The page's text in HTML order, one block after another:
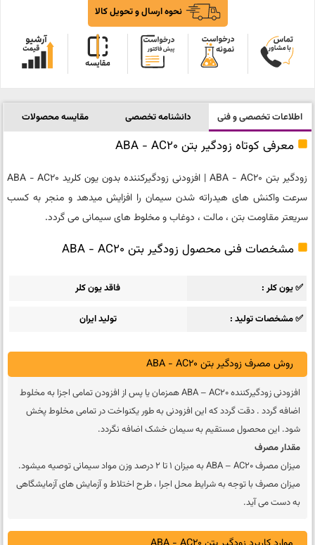
نحوه ارسال و تحویل کالا
اطلاعات تخصصی و فنی دانشنامه تخصصی مقایسه محصولات
معرفی کوتاه زودگیر بتن ABA - AC20
زودگیر بتن ABA - AC20 | افزودنی زودگیرکننده بدون یون کلرید ABA - AC20
سرعت واکنش های هیدراته شدن سیمان را افزایش میدهد و منجر به کسب
سریعتر مقاومت بتن ، مالت ، دوغاب و مخلوط های سیمانی می گردد.
مشخصات فنی محصول زودگیر بتن ABA - AC20
✅ یون کلر فاقد یون کلر
✅ مشخصات تولید تولید ایران
روش مصرف زودگیر بتن ABA - AC20
افزودنی زودگیرکننده ABA – AC20 همزمان یا پس از افزودن تمامی اجزا به مخلوط
اضافه گردد . دقت گردد که این افزودنی به طور یکنواخت در تمامی مخلوط پخش
شود. این محصول مستقیم به سیمان خشک اضافه نگردد.
مقدار مصرف
میزان مصرف ABA – AC20 به میزان 1 تا 2 درصد وزن مواد سیمانی توصیه میشود.
میزان مصرف با توجه به شرایط محل اجرا ، طرح اختلاط و آزمایش های آزمایشگاهی
به دست می آید.